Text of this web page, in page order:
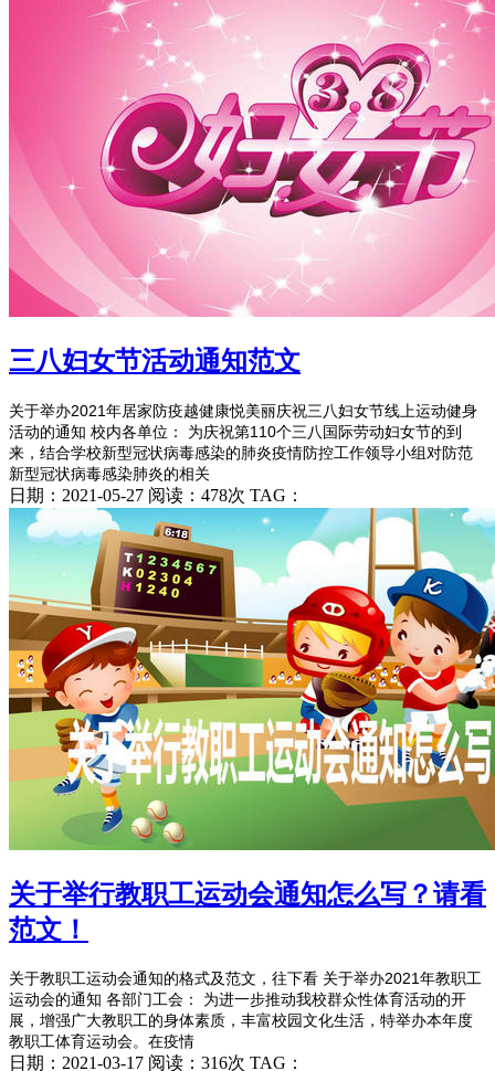
三八妇女节活动通知范文
关于举办2021年居家防疫越健康悦美丽庆祝三八妇女节线上运动健身
活动的通知 校内各单位： 为庆祝第110个三八国际劳动妇女节的到
来，结合学校新型冠状病毒感染的肺炎疫情防控工作领导小组对防范
新型冠状病毒感染肺炎的相关
日期：2021-05-27 阅读：478次 TAG：
关于举行教职工运动会通知怎么写？请看
范文！
关于教职工运动会通知的格式及范文，往下看 关于举办2021年教职工
运动会的通知 各部门工会： 为进一步推动我校群众性体育活动的开
展，增强广大教职工的身体素质，丰富校园文化生活，特举办本年度
教职工体育运动会。在疫情
日期：2021-03-17 阅读：316次 TAG：